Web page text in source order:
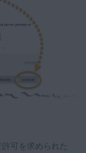
可を求められた